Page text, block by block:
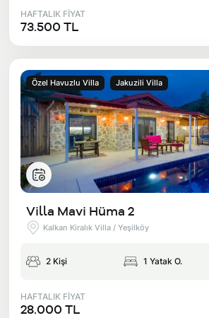
HAFTALIK FİYAT
73.500 TL
Özel Havuzlu Villa Jakuzili Villa
Villa Mavi Hüma 2
Kalkan Kiralık Villa / Yeşilköy
2 Kişi 1 Yatak O.
HAFTALIK FİYAT
28.000 TL